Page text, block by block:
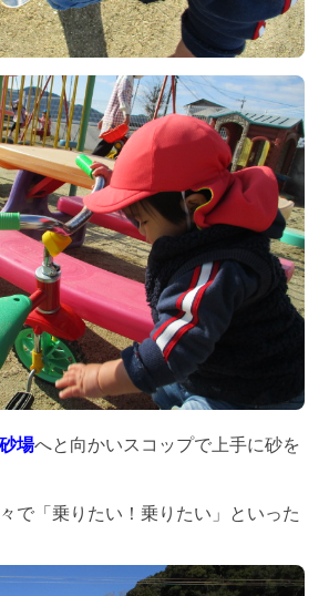
砂場へと向かいスコップで上手に砂を
で「乗りたい！乗りたい」といった